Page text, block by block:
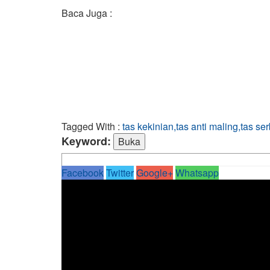
Baca Juga :
Tagged With : tas kekinian,tas anti maling,tas
Keyword:
FacebookTwitterGoogle+Whatsapp